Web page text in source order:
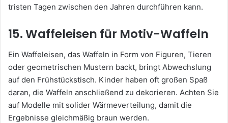
tristen Tagen zwischen den Jahren durchführen kann.
15. Waffeleisen für Motiv-Waffeln
Ein Waffeleisen, das Waffeln in Form von Figuren, Tieren
oder geometrischen Mustern backt, bringt Abwechslung
auf den Frühstückstisch. Kinder haben oft großen Spaß
daran, die Waffeln anschließend zu dekorieren. Achten Sie
auf Modelle mit solider Wärmeverteilung, damit die
Ergebnisse gleichmäßig braun werden.